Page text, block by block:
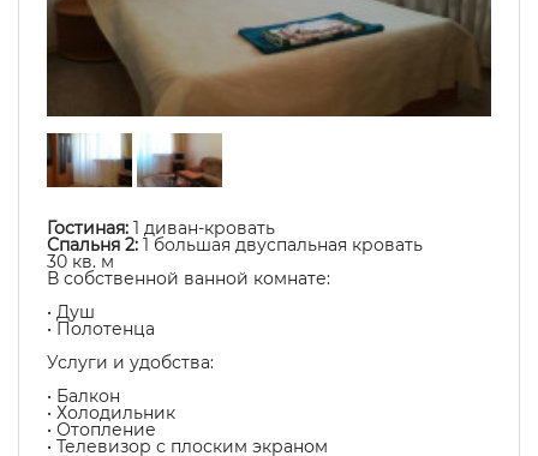
Гостиная: 1 диван-кровать
Спальня 2: 1 большая двуспальная кровать
30 кв. м
В собственной ванной комнате:
• Душ
• Полотенца
Услуги и удобства: ​
• Балкон
• Холодильник
• Отопление
• Телевизор с плоским экраном